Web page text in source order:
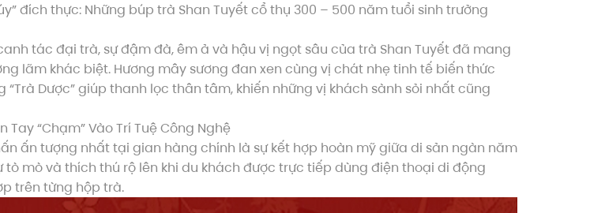
đích thực: Những búp trà Shan Tuyết cổ thụ 300 – 500 năm tuổi sinh trưởng
tác đại trà, sự đậm đà, êm ả và hậu vị ngọt sâu của trà Shan Tuyết đã mang
lãm khác biệt. Hương mây sương đan xen cùng vị chát nhẹ tinh tế biến thức
Dược” giúp thanh lọc thân tâm, khiến những vị khách sành sỏi nhất cũng
Tay “Chạm” Vào Trí Tuệ Công Nghệ
ấn tượng nhất tại gian hàng chính là sự kết hợp hoàn mỹ giữa di sản ngàn năm
tò mò và thích thú rộ lên khi du khách được trực tiếp dùng điện thoại di động
trên từng hộp trà.